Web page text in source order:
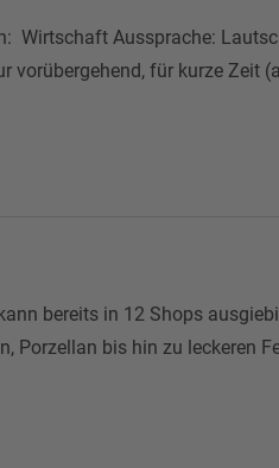
Wirtschaft Aussprache:
vorübergehend, für kurze Zeit
bereits in 12 Shops
Porzellan bis hin zu leckeren